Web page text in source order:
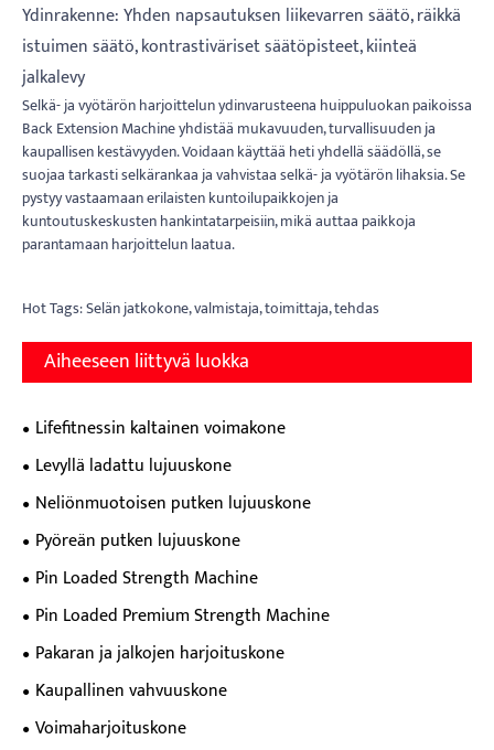
Ydinrakenne: Yhden napsautuksen liikevarren säätö, räikkä
istuimen säätö, kontrastiväriset säätöpisteet, kiinteä
jalkalevy
Selkä- ja vyötärön harjoittelun ydinvarusteena huippuluokan paikoissa
Back Extension Machine yhdistää mukavuuden, turvallisuuden ja
kaupallisen kestävyyden. Voidaan käyttää heti yhdellä säädöllä, se
suojaa tarkasti selkärankaa ja vahvistaa selkä- ja vyötärön lihaksia. Se
pystyy vastaamaan erilaisten kuntoilupaikkojen ja
kuntoutuskeskusten hankintatarpeisiin, mikä auttaa paikkoja
parantamaan harjoittelun laatua.
Hot Tags: Selän jatkokone, valmistaja, toimittaja, tehdas
Aiheeseen liittyvä luokka
Lifefitnessin kaltainen voimakone
Levyllä ladattu lujuuskone
Neliönmuotoisen putken lujuuskone
Pyöreän putken lujuuskone
Pin Loaded Strength Machine
Pin Loaded Premium Strength Machine
Pakaran ja jalkojen harjoituskone
Kaupallinen vahvuuskone
Voimaharjoituskone